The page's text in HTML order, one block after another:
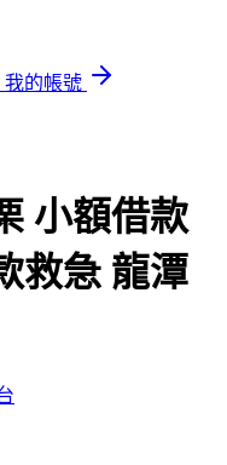
我的帳號
小額借款
救急 龍潭